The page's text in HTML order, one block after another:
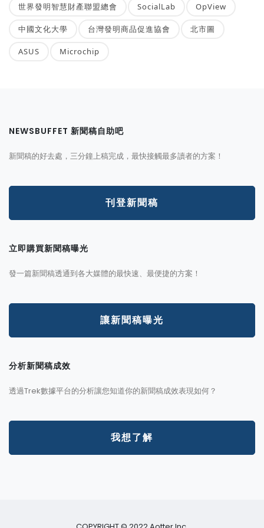
世界發明智慧財產聯盟總會 SocialLab OpView
中國文化大學 台灣發明商品促進協會 北市圖
ASUS Microchip
NEWSBUFFET 新聞稿自助吧
新聞稿的好去處，三分鐘上稿完成，最快接觸最多讀者的方案！
刊登新聞稿
立即購買新聞稿曝光
發一篇新聞稿透通到各大媒體的最快速、最便捷的方案！
讓新聞稿曝光
分析新聞稿成效
透過Trek數據平台的分析讓您知道你的新聞稿成效表現如何？
我想了解